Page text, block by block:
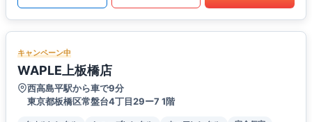
キャンペーン中
WAPLE上板橋店
西高島平駅から車で9分
東京都板橋区常盤台4丁目29ー7 1階